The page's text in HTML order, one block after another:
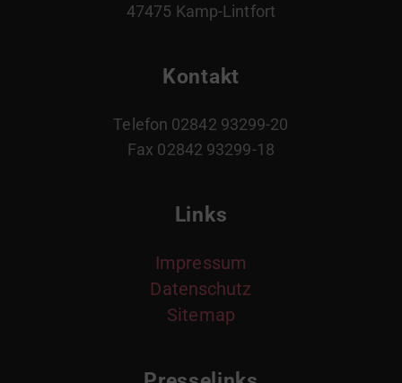
47475 Kamp-Lintfort
Kontakt
Telefon 02842 93299-20
Fax 02842 93299-18
Links
Impressum
Datenschutz
Sitemap